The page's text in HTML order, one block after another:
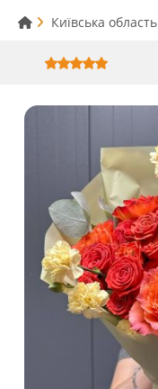
Київська область